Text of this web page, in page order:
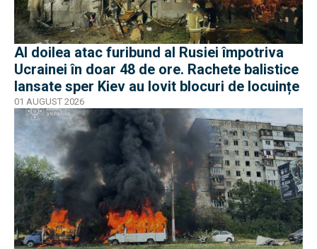
Al doilea atac furibund al Rusiei împotriva
Ucrainei în doar 48 de ore. Rachete balistice
lansate sper Kiev au lovit blocuri de locuințe
01 AUGUST 2026